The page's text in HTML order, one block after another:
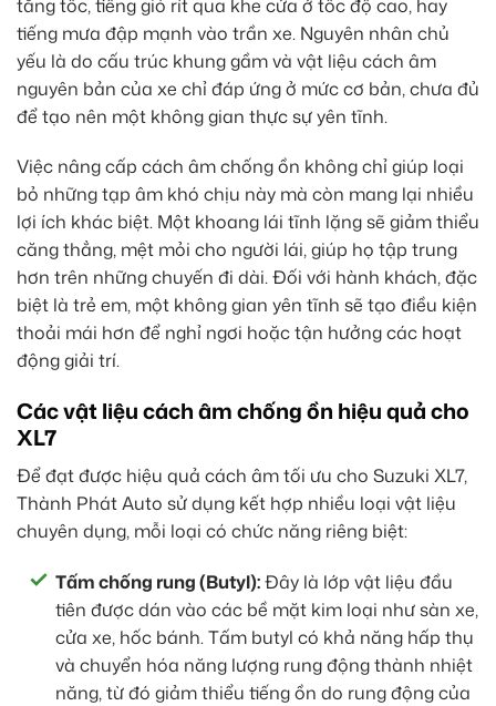
tăng tốc, tiếng gió rít qua khe cửa ở tốc độ cao, hay
tiếng mưa đập mạnh vào trần xe. Nguyên nhân chủ
yếu là do cấu trúc khung gầm và vật liệu cách âm
nguyên bản của xe chỉ đáp ứng ở mức cơ bản, chưa đủ
để tạo nên một không gian thực sự yên tĩnh.
Việc nâng cấp cách âm chống ồn không chỉ giúp loại
bỏ những tạp âm khó chịu này mà còn mang lại nhiều
lợi ích khác biệt. Một khoang lái tĩnh lặng sẽ giảm thiểu
căng thẳng, mệt mỏi cho người lái, giúp họ tập trung
hơn trên những chuyến đi dài. Đối với hành khách, đặc
biệt là trẻ em, một không gian yên tĩnh sẽ tạo điều kiện
thoải mái hơn để nghỉ ngơi hoặc tận hưởng các hoạt
động giải trí.
Các vật liệu cách âm chống ồn hiệu quả cho
XL7
Để đạt được hiệu quả cách âm tối ưu cho Suzuki XL7,
Thành Phát Auto sử dụng kết hợp nhiều loại vật liệu
chuyên dụng, mỗi loại có chức năng riêng biệt:
Tấm chống rung (Butyl):Đây là lớp vật liệu đầu
tiên được dán vào các bề mặt kim loại như sàn xe,
cửa xe, hốc bánh. Tấm butyl có khả năng hấp thụ
và chuyển hóa năng lượng rung động thành nhiệt
năng, từ đó giảm thiểu tiếng ồn do rung động của